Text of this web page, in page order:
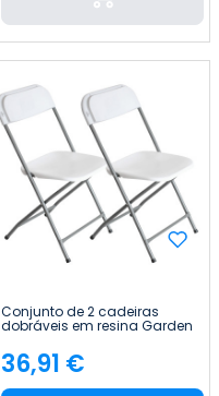
Conjunto de 2 cadeiras
dobráveis em resina Garden
Preço
36,91 €